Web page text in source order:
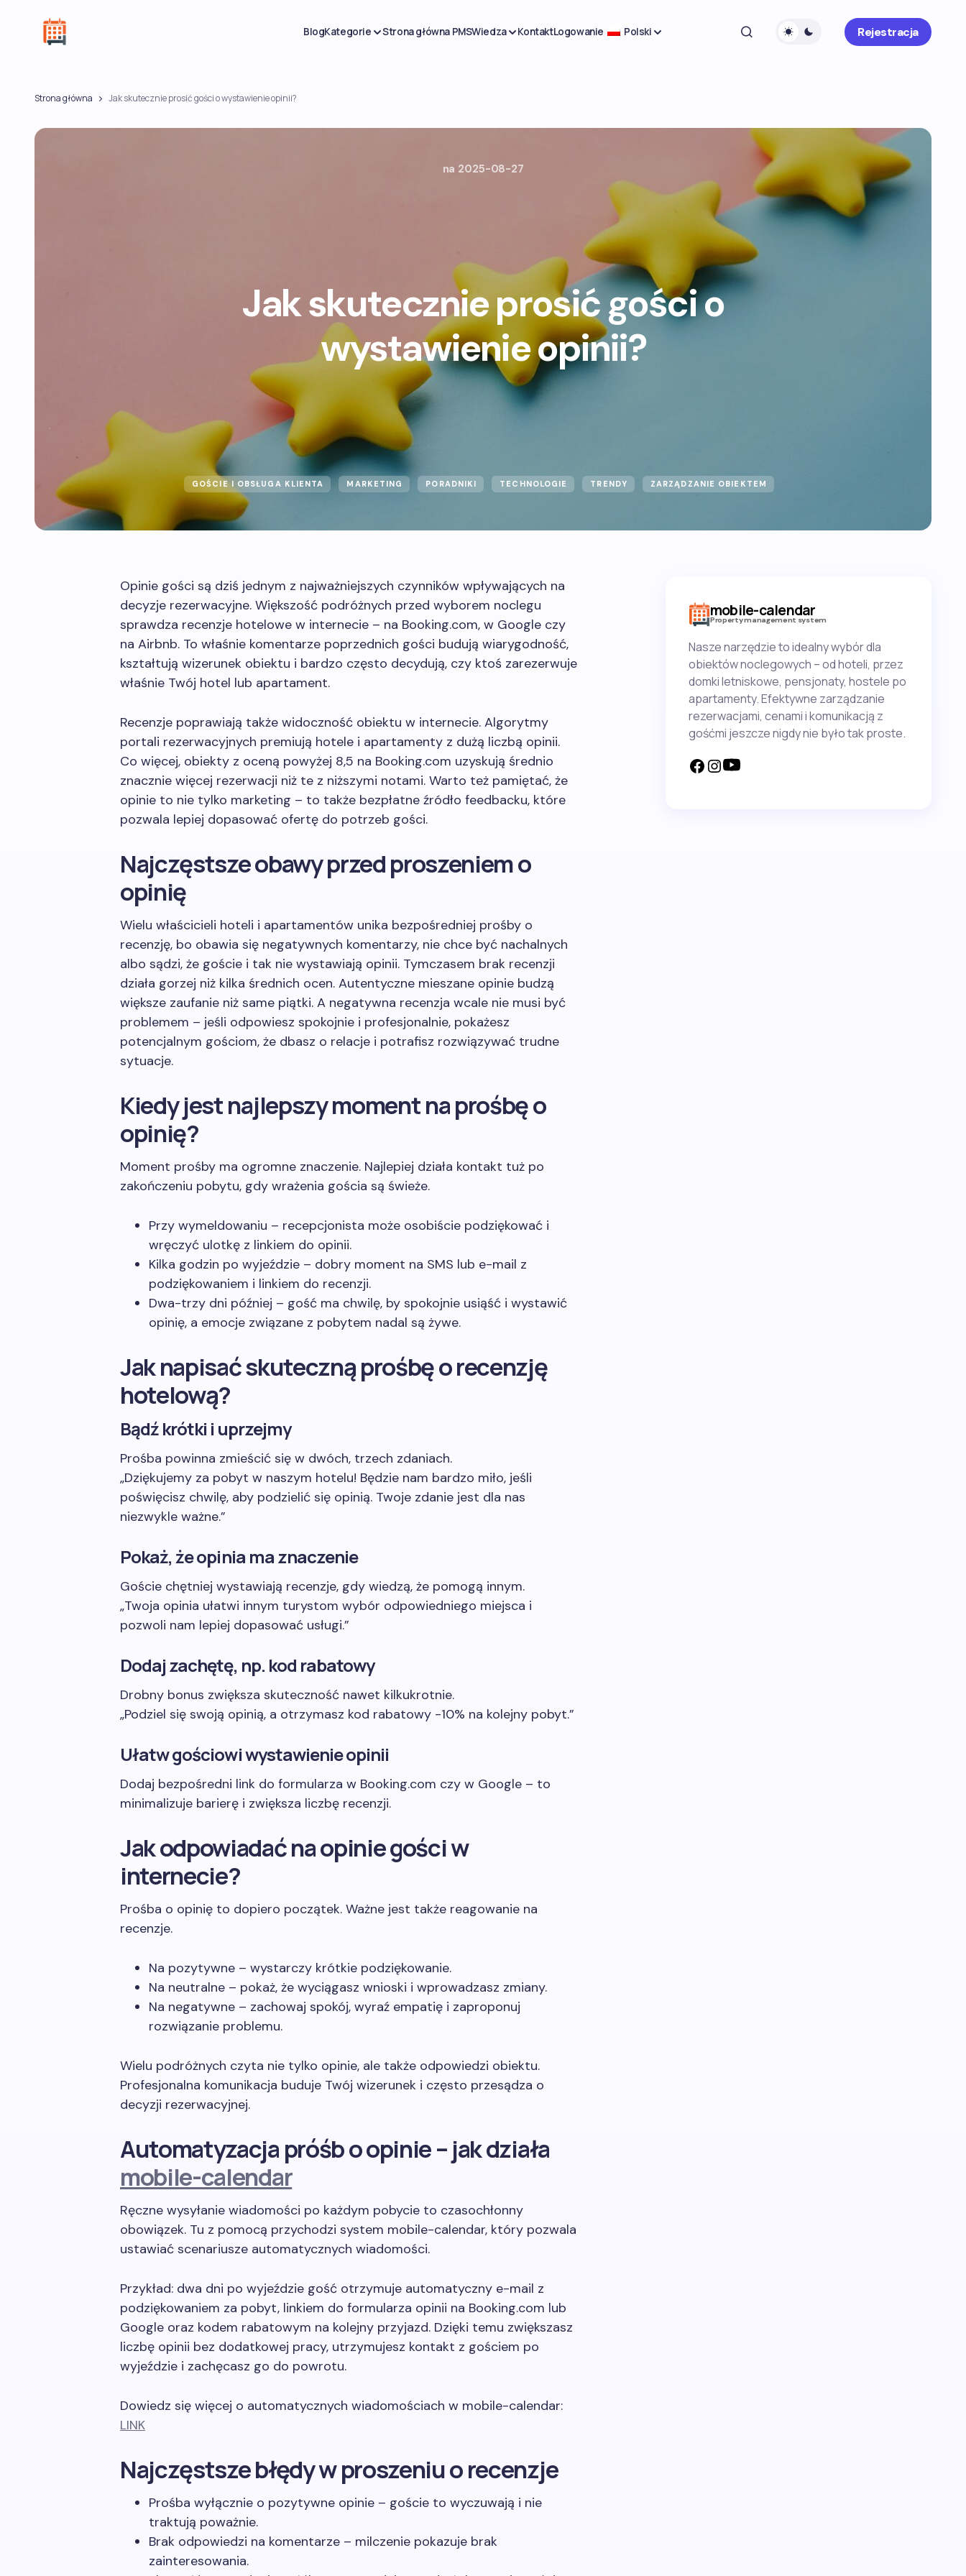
BlogKategorie Strona główna PMSWiedza KontaktLogowanie Polski Rejestracja
Strona główna Jak skutecznie prosić gości o wystawienie opinii?
na 2025-08-27
Jak skutecznie prosić gości o
wystawienie opinii?
GOŚCIE I OBSŁUGA KLIENTA MARKETING PORADNIKI TECHNOLOGIE TRENDY ZARZĄDZANIE OBIEKTEM
Opinie gości są dziś jednym z najważniejszych czynników wpływających na
decyzje rezerwacyjne. Większość podróżnych przed wyborem noclegu
sprawdza recenzje hotelowe w internecie – na Booking.com, w Google czy
na Airbnb. To właśnie komentarze poprzednich gości budują wiarygodność,
kształtują wizerunek obiektu i bardzo często decydują, czy ktoś zarezerwuje
właśnie Twój hotel lub apartament.
Recenzje poprawiają także widoczność obiektu w internecie. Algorytmy
portali rezerwacyjnych premiują hotele i apartamenty z dużą liczbą opinii.
Co więcej, obiekty z oceną powyżej 8,5 na Booking.com uzyskują średnio
znacznie więcej rezerwacji niż te z niższymi notami. Warto też pamiętać, że
opinie to nie tylko marketing – to także bezpłatne źródło feedbacku, które
pozwala lepiej dopasować ofertę do potrzeb gości.
Najczęstsze obawy przed proszeniem o
opinię
Wielu właścicieli hoteli i apartamentów unika bezpośredniej prośby o
recenzję, bo obawia się negatywnych komentarzy, nie chce być nachalnych
albo sądzi, że goście i tak nie wystawiają opinii. Tymczasem brak recenzji
działa gorzej niż kilka średnich ocen. Autentyczne mieszane opinie budzą
większe zaufanie niż same piątki. A negatywna recenzja wcale nie musi być
problemem – jeśli odpowiesz spokojnie i profesjonalnie, pokażesz
potencjalnym gościom, że dbasz o relacje i potrafisz rozwiązywać trudne
sytuacje.
Kiedy jest najlepszy moment na prośbę o
opinię?
Moment prośby ma ogromne znaczenie. Najlepiej działa kontakt tuż po
zakończeniu pobytu, gdy wrażenia gościa są świeże.
Przy wymeldowaniu – recepcjonista może osobiście podziękować i
wręczyć ulotkę z linkiem do opinii.
Kilka godzin po wyjeździe – dobry moment na SMS lub e-mail z
podziękowaniem i linkiem do recenzji.
Dwa-trzy dni później – gość ma chwilę, by spokojnie usiąść i wystawić
opinię, a emocje związane z pobytem nadal są żywe.
Jak napisać skuteczną prośbę o recenzję
hotelową?
Bądź krótki i uprzejmy
Prośba powinna zmieścić się w dwóch, trzech zdaniach.
„Dziękujemy za pobyt w naszym hotelu! Będzie nam bardzo miło, jeśli
poświęcisz chwilę, aby podzielić się opinią. Twoje zdanie jest dla nas
niezwykle ważne.”
Pokaż, że opinia ma znaczenie
Goście chętniej wystawiają recenzje, gdy wiedzą, że pomogą innym.
„Twoja opinia ułatwi innym turystom wybór odpowiedniego miejsca i
pozwoli nam lepiej dopasować usługi.”
Dodaj zachętę, np. kod rabatowy
Drobny bonus zwiększa skuteczność nawet kilkukrotnie.
„Podziel się swoją opinią, a otrzymasz kod rabatowy -10% na kolejny pobyt.”
Ułatw gościowi wystawienie opinii
Dodaj bezpośredni link do formularza w Booking.com czy w Google – to
minimalizuje barierę i zwiększa liczbę recenzji.
Jak odpowiadać na opinie gości w
internecie?
Prośba o opinię to dopiero początek. Ważne jest także reagowanie na
recenzje.
Na pozytywne – wystarczy krótkie podziękowanie.
Na neutralne – pokaż, że wyciągasz wnioski i wprowadzasz zmiany.
Na negatywne – zachowaj spokój, wyraź empatię i zaproponuj
rozwiązanie problemu.
Wielu podróżnych czyta nie tylko opinie, ale także odpowiedzi obiektu.
Profesjonalna komunikacja buduje Twój wizerunek i często przesądza o
decyzji rezerwacyjnej.
Automatyzacja próśb o opinie – jak działa
mobile-calendar
Ręczne wysyłanie wiadomości po każdym pobycie to czasochłonny
obowiązek. Tu z pomocą przychodzi system mobile-calendar, który pozwala
ustawiać scenariusze automatycznych wiadomości.
Przykład: dwa dni po wyjeździe gość otrzymuje automatyczny e-mail z
podziękowaniem za pobyt, linkiem do formularza opinii na Booking.com lub
Google oraz kodem rabatowym na kolejny przyjazd. Dzięki temu zwiększasz
liczbę opinii bez dodatkowej pracy, utrzymujesz kontakt z gościem po
wyjeździe i zachęcasz go do powrotu.
Dowiedz się więcej o automatycznych wiadomościach w mobile-calendar:
LINK
Najczęstsze błędy w proszeniu o recenzje
Prośba wyłącznie o pozytywne opinie – goście to wyczuwają i nie
traktują poważnie.
Brak odpowiedzi na komentarze – milczenie pokazuje brak
zainteresowania.
mobile-calendar
Property management system
Nasze narzędzie to idealny wybór dla
obiektów noclegowych – od hoteli, przez
domki letniskowe, pensjonaty, hostele po
apartamenty. Efektywne zarządzanie
rezerwacjami, cenami i komunikacją z
gośćmi jeszcze nigdy nie było tak proste.